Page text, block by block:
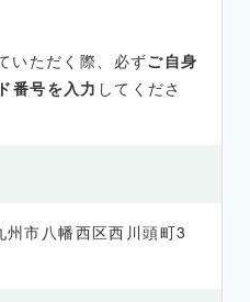
いただく際、必ずご自身
番号を入力 してくださ
市八幡西区西川頭町3